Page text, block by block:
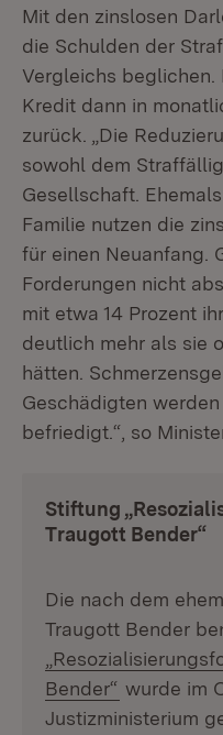
Mit den zinslosen
die Schulden der
Vergleichs
Kredit dann in
zurück. „Die
sowohl dem
Gesellschaft.
Familie nutzen die
für einen Neuanfang.
Forderungen nicht
mit etwa 14 Prozent
deutlich mehr als sie
hätten.
Geschädigten
befriedigt.“, so
Stiftung
Traugott Bender“
Die nach dem
Traugott Bender
Bender“ (Öffnet in
wurde im
Justizministerium